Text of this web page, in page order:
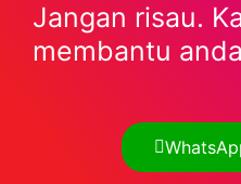
Jangan risau.
membantu